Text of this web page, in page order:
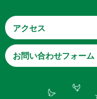
アクセス